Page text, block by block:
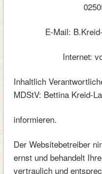
E-Mail:
Internet:
Inhaltlich
MDStV: Bettina Kreid-
informieren.
Der Websitebetreiber
ernst und behandelt
vertraulich und